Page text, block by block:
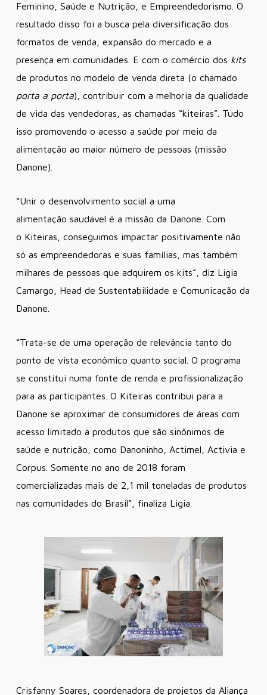
Feminino, Saúde e Nutrição, e Empreendedorismo. O
resultado disso foi a busca pela diversificação dos
formatos de venda, expansão do mercado e a
presença em comunidades. E com o comércio dos kits
de produtos no modelo de venda direta (o chamado
porta a porta), contribuir com a melhoria da qualidade
de vida das vendedoras, as chamadas “kiteiras”. Tudo
isso promovendo o acesso a saúde por meio da
alimentação ao maior número de pessoas (missão
Danone).
“Unir o desenvolvimento social a uma
alimentação saudável é a missão da Danone. Com
o Kiteiras, conseguimos impactar positivamente não
só as empreendedoras e suas famílias, mas também
milhares de pessoas que adquirem os kits”, diz Ligia
Camargo, Head de Sustentabilidade e Comunicação da
Danone.
“Trata-se de uma operação de relevância tanto do
ponto de vista econômico quanto social. O programa
se constitui numa fonte de renda e profissionalização
para as participantes. O Kiteiras contribui para a
Danone se aproximar de consumidores de áreas com
acesso limitado a produtos que são sinônimos de
saúde e nutrição, como Danoninho, Actimel, Activia e
Corpus. Somente no ano de 2018 foram
comercializadas mais de 2,1 mil toneladas de produtos
nas comunidades do Brasil”, finaliza Ligia.
Crisfanny Soares, coordenadora de projetos da Aliança